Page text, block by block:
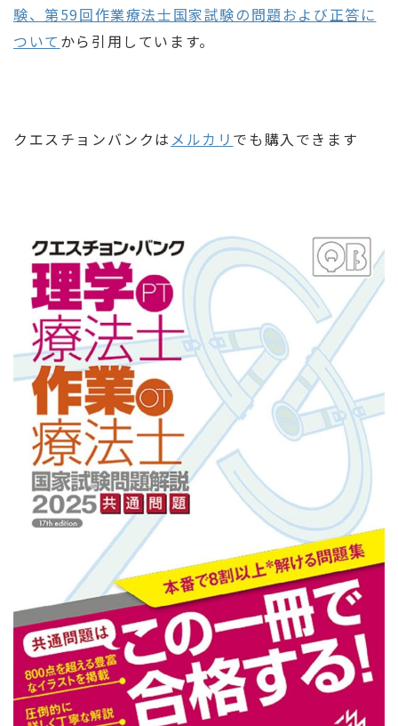
験、第59回作業療法士国家試験の問題および正答に
ついて から引用しています。
クエスチョンバンクは メルカリ でも購入できます